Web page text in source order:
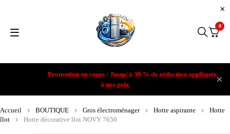
Promotion en cours : Jusqu'à 30 % de réduction appliquée
à nos prix
0
Accueil BOUTIQUE Gros électroménager Hotte aspirante
Hotte
îlot
Hotte décorative îlot NOVY 7650